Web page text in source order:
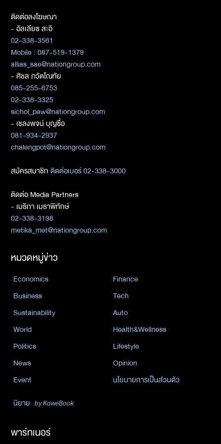
ติดต่อลงโฆษณา
- อัลเลียซ สะอิ
02-338-3561
Mobile : 087-519-1379
allias_sae@nationgroup.com
- ศิชล ภวัตโณทัย
085-255-6753
02-338-3325
sichol_paw@nationgroup.com
- เชลงพจน์ บุญซื่อ
081-934-2937
chalengpot@nationgroup.com
สมัครสมาชิกติดต่อเบอร์ 02-338-3000
ติดต่อ Media Partners
- เมธิกา เมธาพิทักษ์
02-338-3198
metika_met@nationgroup.com
หมวดหมู่ข่าว
Economics
Finance
Business
Tech
Sustainability
Auto
World
Health&Wellness
Politics
Lifestyle
News
Opinion
Event
นโยบายการเป็นส่วนตัว
นิยาย by KaweBook
พาร์ทเนอร์